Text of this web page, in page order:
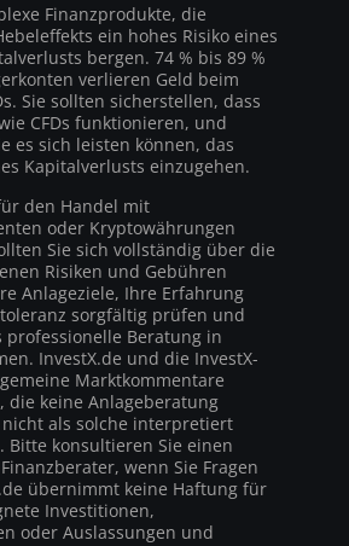
Finanzprodukte, die
ein hohes Risiko eines
bergen. 74 % bis 89 %
verlieren Geld beim
Sie sollten sicherstellen, dass
CFDs funktionieren, und
es sich leisten können, das
Kapitalverlusts einzugehen.
den Handel mit
oder Kryptowährungen
Sie sich vollständig über die
Risiken und Gebühren
Anlageziele, Ihre Erfahrung
sorgfältig prüfen und
professionelle Beratung in
InvestX.de und die InvestX-
Marktkommentare
die keine Anlageberatung
als solche interpretiert
Bitte konsultieren Sie einen
wenn Sie Fragen
übernimmt keine Haftung für
Investitionen,
oder Auslassungen und